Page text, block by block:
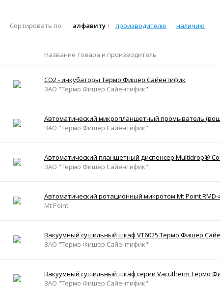
Сортировать по: алфавиту производителю наличию
Название товара и производитель
CO2 - инкубаторы Термо Фишер Сайентифик
ЗАО "Термо Фишер Сайентифик"
Автоматический микропланшетный промыватель
ЗАО "Термо Фишер Сайентифик"
Автоматический планшетный диспенсер Multidrop®
ЗАО "Термо Фишер Сайентифик"
Автоматический ротационный микротом Mt Point RMD-
Mt Point
Вакуумный сушильный шкаф VT6025 Термо Фишер
ЗАО "Термо Фишер Сайентифик"
Вакуумный сушильный шкаф серии Vacutherm Термо
ЗАО "Термо Фишер Сайентифик"